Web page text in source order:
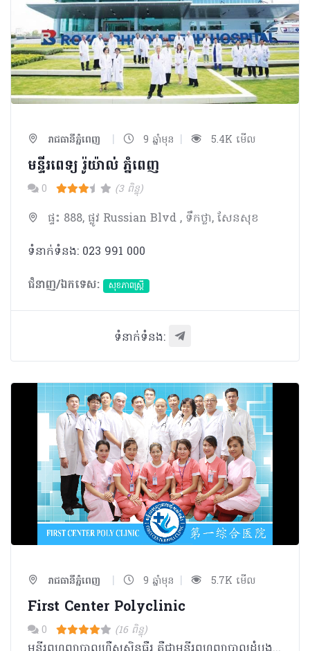
រាជធានីភ្នំពេញ | 9 ឆ្នាំមុន | 5.4K មើល
មន្ទីរពេទ្យ រ៉ូយ៉ាល់ ភ្នំពេញ
0 (3 ពិន្ទុ)
ផ្ទះ 888, ផ្លូវ Russian Blvd , ទឹកថ្លា, សែនសុខ
ទំនាក់ទំនង: 023 991 000
ជំនាញ/ឯកទេស:
សុខភាពស្រ្តី
ទំនាក់ទំនង:
រាជធានីភ្នំពេញ | 9 ឆ្នាំមុន | 5.7K មើល
First Center Polyclinic
0 (16 ពិន្ទុ)